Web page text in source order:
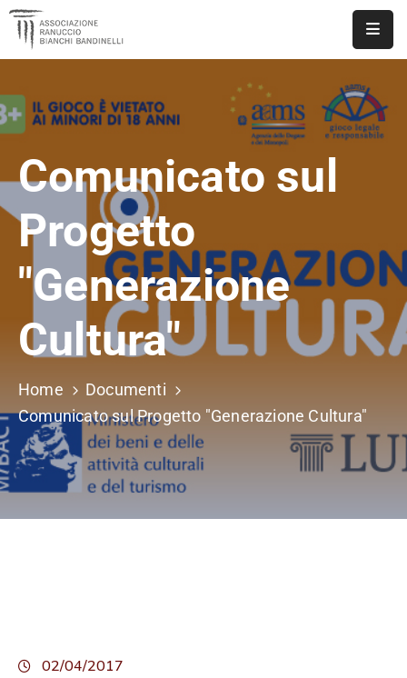
NOTIZIE
DOCUMENTI
PUBBLICAZIONI
CONTATTI
Comunicato sul
Progetto
"Generazione
Cultura"
Home
Documenti
Comunicato sul Progetto "Generazione Cultura"
02/04/2017